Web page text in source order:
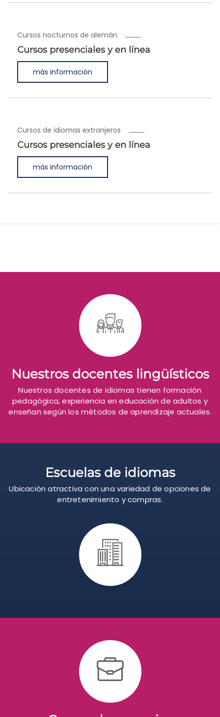
Cursos nocturnos de alemán
Cursos presenciales y en línea
más información
Cursos de idiomas extranjeros
Cursos presenciales y en línea
más información
Nuestros docentes lingüísticos
Nuestros docentes de idiomas tienen formación
pedagógica, experiencia en educación de adultos y
enseñan según los métodos de aprendizaje actuales.
Escuelas de idiomas
Ubicación atractiva con una variedad de opciones de
entretenimiento y compras.